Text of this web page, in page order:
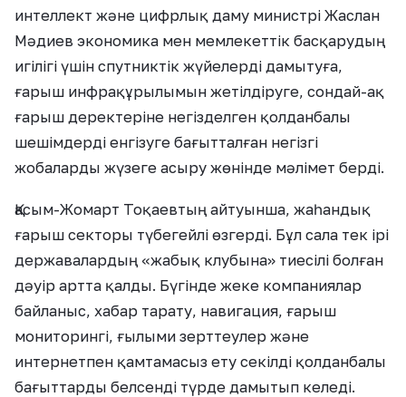
интеллект және цифрлық даму министрі Жаслан
Мәдиев экономика мен мемлекеттік басқарудың
игілігі үшін спутниктік жүйелерді дамытуға,
ғарыш инфрақұрылымын жетілдіруге, сондай-ақ
ғарыш деректеріне негізделген қолданбалы
шешімдерді енгізуге бағытталған негізгі
жобаларды жүзеге асыру жөнінде мәлімет берді.
Қасым-Жомарт Тоқаевтың айтуынша, жаһандық
ғарыш секторы түбегейлі өзгерді. Бұл сала тек ірі
державалардың «жабық клубына» тиесілі болған
дәуір артта қалды. Бүгінде жеке компаниялар
байланыс, хабар тарату, навигация, ғарыш
мониторингі, ғылыми зерттеулер және
интернетпен қамтамасыз ету секілді қолданбалы
бағыттарды белсенді түрде дамытып келеді.